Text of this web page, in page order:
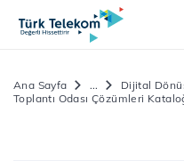
Ana Sayfa ...
Dijital
Toplantı Odası Çözümleri